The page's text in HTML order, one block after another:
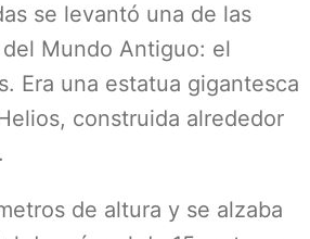
se levantó una de las
Mundo Antiguo: el
Era una estatua gigantesca
construida alrededor
de altura y se alzaba